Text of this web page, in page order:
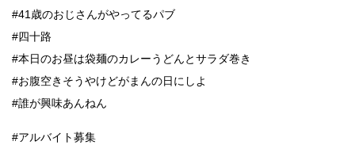
#41歳のおじさんがやってるパブ
#四十路
#本日のお昼は袋麺のカレーうどんとサラダ巻き
#お腹空きそうやけどがまんの日にしよ
#誰が興味あんねん
#アルバイト募集